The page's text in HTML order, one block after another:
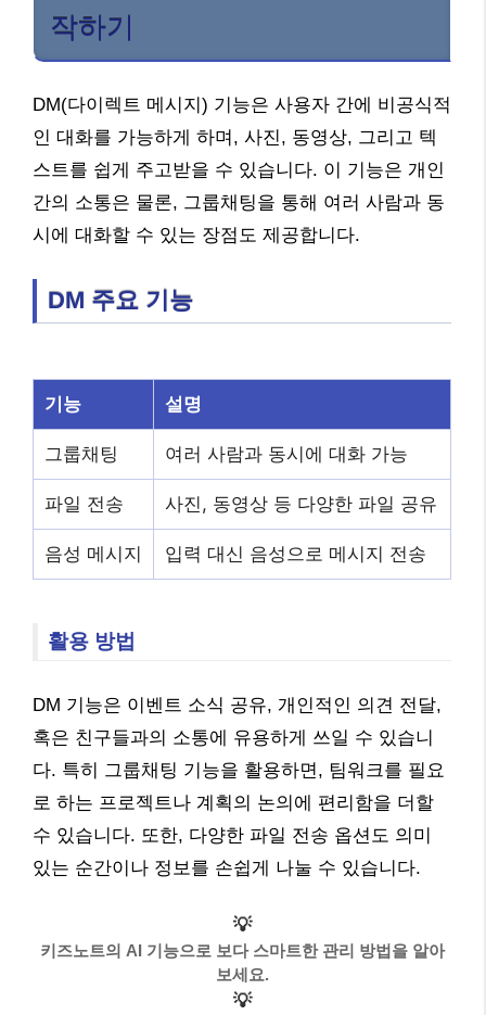
작하기
DM(다이렉트 메시지) 기능은 사용자 간에 비공식적
인 대화를 가능하게 하며, 사진, 동영상, 그리고 텍
스트를 쉽게 주고받을 수 있습니다. 이 기능은 개인
간의 소통은 물론, 그룹채팅을 통해 여러 사람과 동
시에 대화할 수 있는 장점도 제공합니다.
DM 주요 기능
기능 설명
그룹채팅 여러 사람과 동시에 대화 가능
파일 전송 사진, 동영상 등 다양한 파일 공유
음성 메시지 입력 대신 음성으로 메시지 전송
활용 방법
DM 기능은 이벤트 소식 공유, 개인적인 의견 전달,
혹은 친구들과의 소통에 유용하게 쓰일 수 있습니
다. 특히 그룹채팅 기능을 활용하면, 팀워크를 필요
로 하는 프로젝트나 계획의 논의에 편리함을 더할
수 있습니다. 또한, 다양한 파일 전송 옵션도 의미
있는 순간이나 정보를 손쉽게 나눌 수 있습니다.
💡
키즈노트의 AI 기능으로 보다 스마트한 관리 방법을 알아
보세요.
💡